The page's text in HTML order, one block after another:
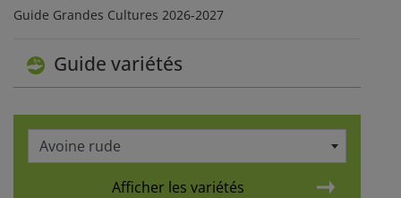
Guide Grandes Cultures 2026-2027
Guide variétés
Avoine rude
Afficher les variétés